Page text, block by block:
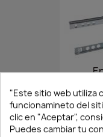
JUEGO
"Este sitio web utiliza
funcionamineto del
clic en "Aceptar",
Puedes cambiar tu